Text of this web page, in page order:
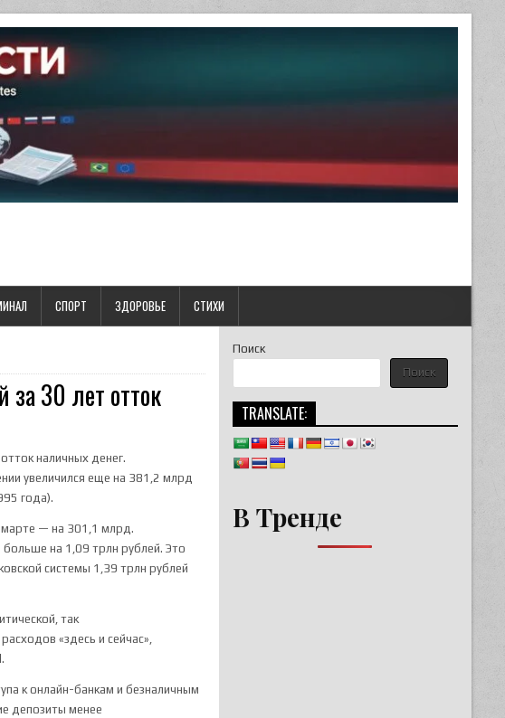
СПОРТ ЗДОРОВЬЕ СТИХИ
30 лет отток
наличных денег.
увеличился еще на 381,2 млрд
года).
марте — на 301,1 млрд.
на 1,09 трлн рублей. Это
системы 1,39 трлн рублей
так
«здесь и сейчас»,
к онлайн-банкам и безналичным
депозиты менее
Поиск
Поиск
TRANSLATE:
В Тренде